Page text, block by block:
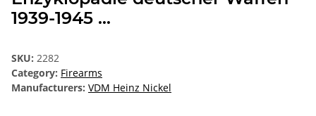
1939-1945 ...
SKU: 2282
Category: Firearms
Manufacturers: VDM Heinz Nickel